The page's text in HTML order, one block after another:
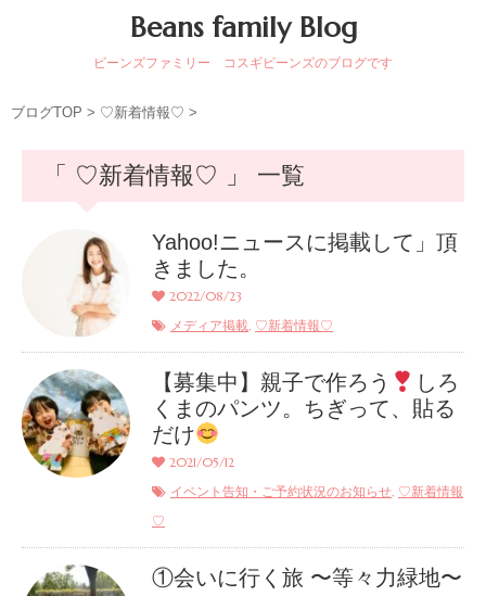
Beans family Blog
ビーンズファミリー コスギビーンズのブログです
ブログTOP > ♡新着情報♡ >
「 ♡新着情報♡ 」 一覧
Yahoo!ニュースに掲載して」頂
きました。
2022/08/23
メディア掲載, ♡新着情報♡
【募集中】親子で作ろう
しろ
くまのパンツ。ちぎって、貼る
だけ
2021/05/12
イベント告知・ご予約状況のお知らせ, ♡新着情報
♡
①会いに行く旅 〜等々力緑地〜